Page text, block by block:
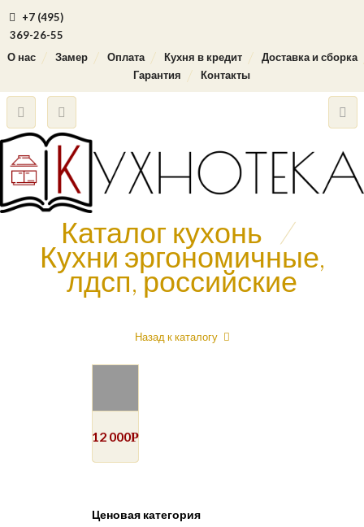
+7 (495)
369-26-55
О нас
Замер Оплата Кухня в кредит
Доставка и сборка
Гарантия
Контакты
Каталог кухонь /
Кухни эргономичные,
лдсп, российские
Назад к каталогу
12 000Р
Ценовая категория